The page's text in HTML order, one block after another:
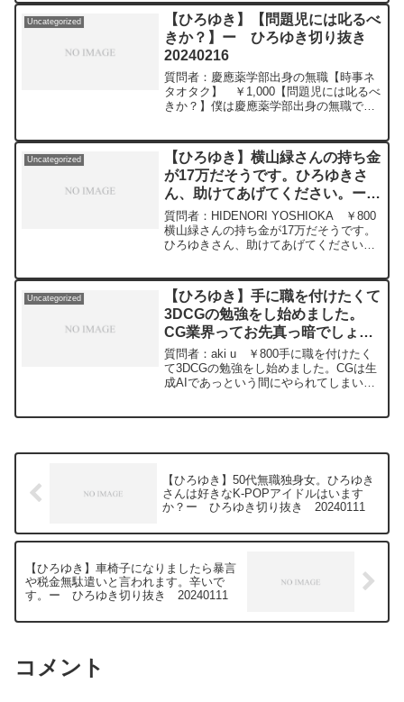
CPU→CAN通信→エンジン間が暗号化さ
れてない事が原...
Uncategorized
【ひろゆき】【問題児には叱るべ
きか？】ー ひろゆき切り抜き
20240216
質問者：慶應薬学部出身の無職【時事ネ
タオタク】 ￥1,000【問題児には叱るべ
きか？】僕は慶應薬学部出身の無職です
ンジ嬢に怒ってケンカしたそうです。最
近は『遅刻した生徒や接点tにブチ切れる
数学教師』が大学受験のCMに出てました
が,僕は同じ店や教室で,大勢の前で他の
客や生徒が怒鳴られてる,あの空気感が苦
手です。金を払ってる客や生徒に怒る職
人をどう思いますか？元動画：能登半島
に最大同時接続✖️50円の寄付をするよ、
ら。2024/02/16 V23
https://www.youtube.com/watch?
v=ZyS35TEeeg8****************************
**************ひろゆきさんの動画で、寄せ
られた質問について、一問一答形式にし
てみました。過去にこんな質問してるか
な？と気になったことがあれば、下記の
サイトから検索してみてください。
をよろしくお願いします。
Uncategorized
【ひろゆき】横山緑さんの持ち金
が17万だそうです。ひろゆきさ
ん、助けてあげてください。ー
ひろゆき切り抜き 20240228
質問者：HIDENORI YOSHIOKA ￥800
横山緑さんの持ち金が17万だそうです。
ひろゆきさん、助けてあげてください。
2024/02/28 W22
https://www.youtube.com/watch?
v=GK3quBgoXnQ***************************
***************ひろゆきさんの動画で、寄
せられた質問について、一問一答形式に
してみました。過去にこんな質問してる
かな？と気になったことがあれば、下記
のサイトから検索してみてください。
多くの質問を今後も編集し、アップロー
Uncategorized
【ひろゆき】手に職を付けたくて
3DCGの勉強をし始めました。
CG業界ってお先真っ暗でしょう
か？なるべく明るい見解をおねが
いします(笑)ー ひろゆき切り抜
き 20240109
質問者：aki u ￥800手に職を付けたく
て3DCGの勉強をし始めました。CGは生
成AIであっという間にやられてしまいそ
ます(笑)元動画：能登半島に最大同時接
インを呑みながら。2024/01/09
M22
https://www.youtube.com/watch?
*********************ひろゆきさんの動画
形式にしてみました。過去にこんな質問
してるかな？と気になったことがあれ
ば、下記のサイトから検索してみてくだ
【ひろゆき】50代無職独身女。ひろゆき
さんは好きなK-POPアイドルはいます
か？ー ひろゆき切り抜き 20240111
【ひろゆき】車椅子になりましたら暴言
や税金無駄遣いと言われます。辛いで
す。ー ひろゆき切り抜き 20240111
コメント